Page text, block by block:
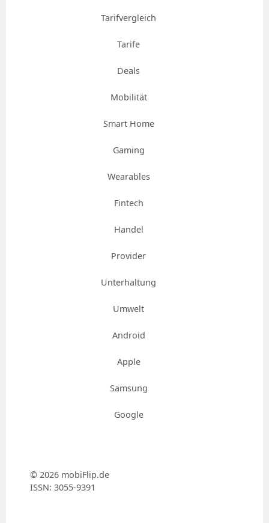
Tarifvergleich
Tarife
Deals
Mobilität
Smart Home
Gaming
Wearables
Fintech
Handel
Provider
Unterhaltung
Umwelt
Android
Apple
Samsung
Google
© 2026 mobiFlip.de
ISSN: 3055-9391